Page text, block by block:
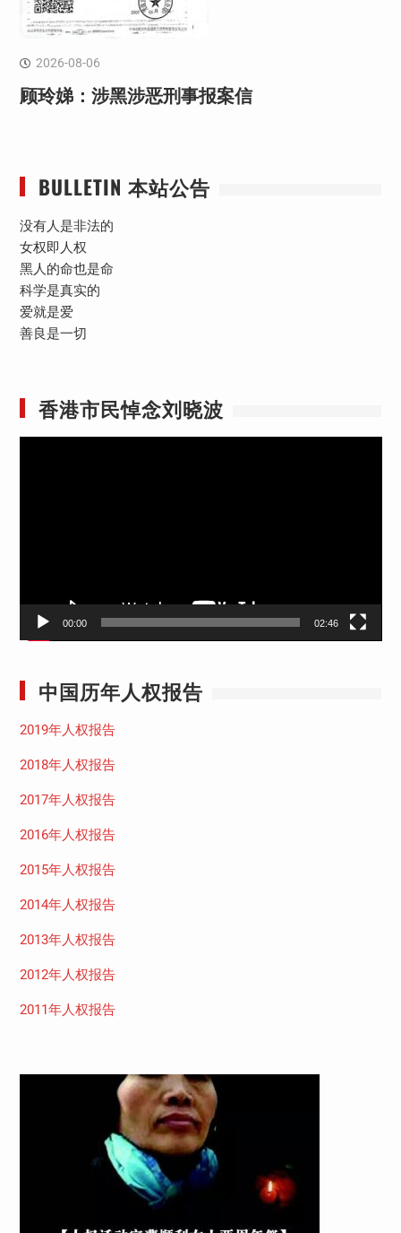
2026-08-06
顾玲娣：涉黑涉恶刑事报案信
BULLETIN 本站公告
没有人是非法的
女权即人权
黑人的命也是命
科学是真实的
爱就是爱
善良是一切
香港市民悼念刘晓波
00:00 02:46
中国历年人权报告
2019年人权报告
2018年人权报告
2017年人权报告
2016年人权报告
2015年人权报告
2014年人权报告
2013年人权报告
2012年人权报告
2011年人权报告